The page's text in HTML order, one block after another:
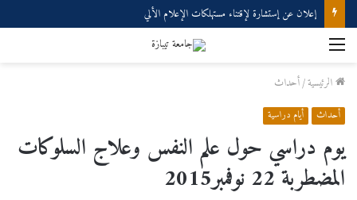
إعلان عن إستشارة لإقتناء مستهلكات الإعلام الألي
القائمة
الرئيسية/أحداث
أحداث أيام دراسية
يوم دراسي حول علم النفس وعلاج السلوكات
المضطربة 22 نوفمبر2015